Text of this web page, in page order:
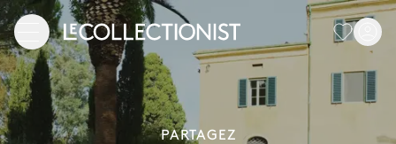
PARTAGEZ